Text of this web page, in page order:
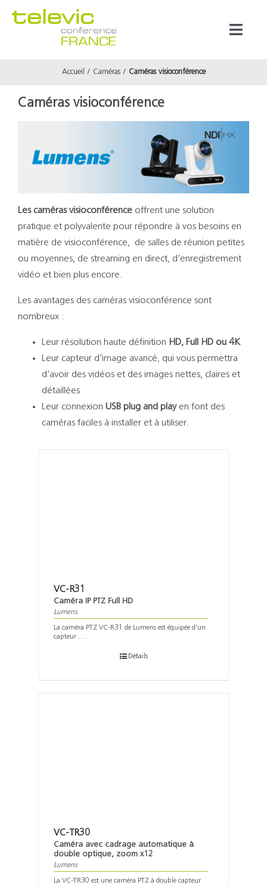
À propos
Accueil Caméras Caméras visioconférence
Caméras visioconférence
Les caméras visioconférence offrent une solution
pratique et polyvalente pour répondre à vos besoins en
matière de visioconférence, de salles de réunion petites
ou moyennes, de streaming en direct, d’enregistrement
vidéo et bien plus encore.
Les avantages des caméras visioconférence sont
nombreux :
Leur résolution haute définition HD, Full HD ou 4K
Leur capteur d’image avancé, qui vous permettra
d’avoir des vidéos et des images nettes, claires et
détaillées
Leur connexion USB plug and playen font des
caméras faciles à installer et à utiliser.
VC-R31
Caméra IP PTZ Full HD
Lumens
La caméra PTZ VC-R31 de Lumens est équipée d'un
capteur . . .
Détails
VC-TR30
Caméra avec cadrage automatique à
double optique, zoom x12
Lumens
La VC-TR30 est une caméra PTZ à double capteur